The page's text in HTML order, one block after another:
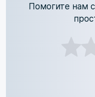
Помогите нам